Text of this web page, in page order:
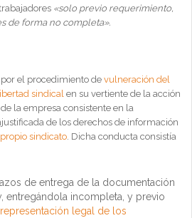
«solo previo requerimiento,
de forma no completa».
el procedimiento de vulneración del
sindical en su vertiente de la acción
la empresa consistente en la
de los derechos de información
sindicato. Dicha conducta consistía
de entrega de la documentación
entregándola incompleta, y previo
representación legal de los